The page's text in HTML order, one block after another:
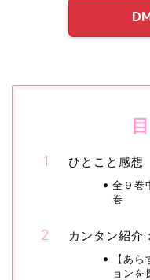
ひとこと感想
全９巻
巻
カンタン紹介
【あ
ョンを